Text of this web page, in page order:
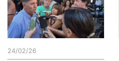
24/02/26